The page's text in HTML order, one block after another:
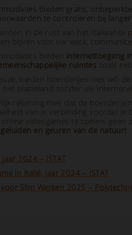
bieden gratis,
te controleren bij
in de rust van het Italiaanse
blijven voor uw werk,
bieden internettoegang
ruimtes zoals
bieden boerderijen met wifi
het platteland zonder uw
rekening mee dat de
van je verbinding voordat
videogames te spelen,
en geuren van de natuur!
2024 – ISTAT
in Italië, jaar 2024 – ISTAT
Slim Werken 2025 –